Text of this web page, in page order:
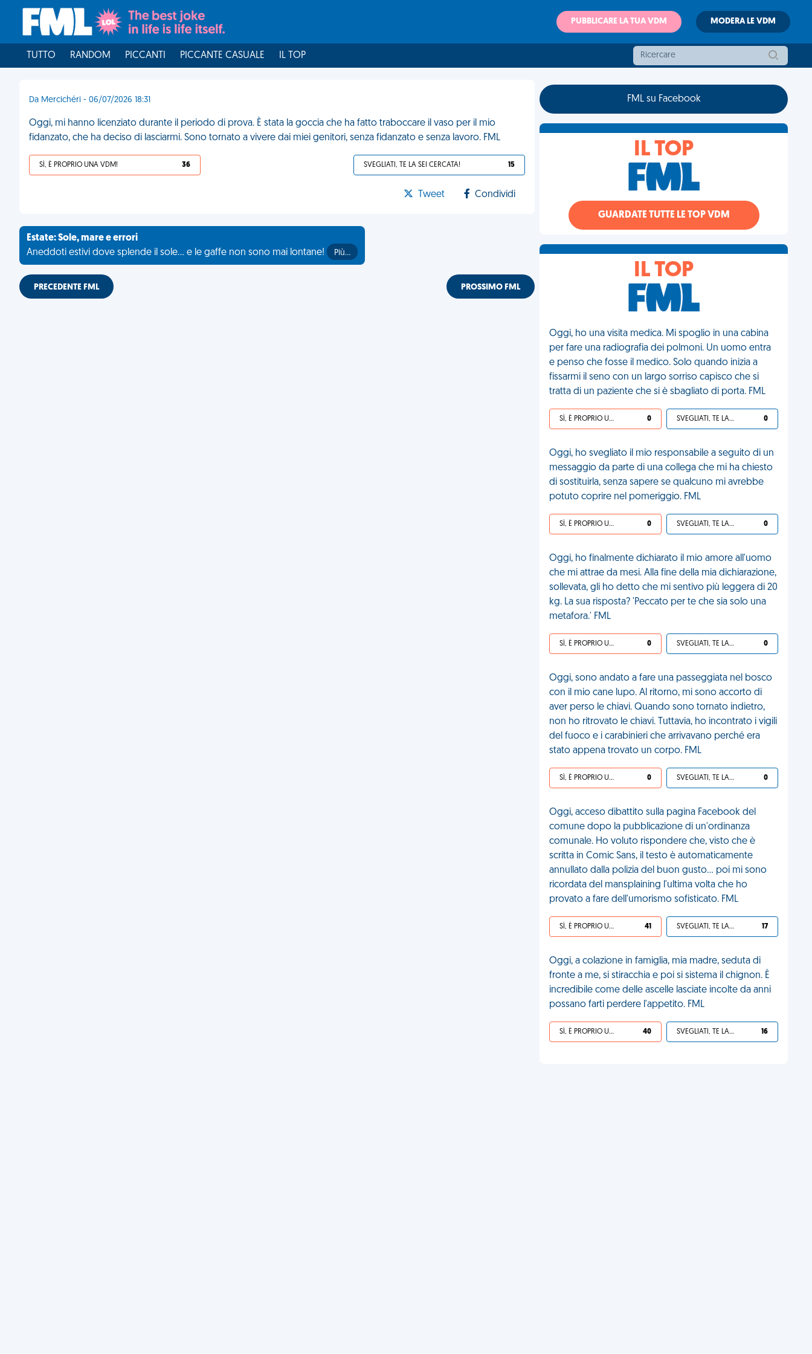
PUBBLICARE LA TUA VDM MODERA LE VDM
TUTTO RANDOM PICCANTI PICCANTE CASUALE IL TOP
Da Mercichéri - 06/07/2026 18:31
Oggi, mi hanno licenziato durante il periodo di prova. È stata la goccia che ha fatto traboccare il vaso per il mio
fidanzato, che ha deciso di lasciarmi. Sono tornato a vivere dai miei genitori, senza fidanzato e senza lavoro. FML
SÌ, È PROPRIO UNA VDM! 36 SVEGLIATI, TE LA SEI CERCATA! 15
Tweet Condividi
Estate: Sole, mare e errori
Aneddoti estivi dove splende il sole... e le gaffe non sono mai lontane!
Più…
PRECEDENTE FML PROSSIMO FML
FML su Facebook
IL TOP
GUARDATE TUTTE LE TOP VDM
IL TOP
Oggi, ho una visita medica. Mi spoglio in una cabina
per fare una radiografia dei polmoni. Un uomo entra
e penso che fosse il medico. Solo quando inizia a
fissarmi il seno con un largo sorriso capisco che si
tratta di un paziente che si è sbagliato di porta. FML
SÌ, È PROPRIO UNA VDM! 0 SVEGLIATI, TE LA SEI CERCATA! 0
Oggi, ho svegliato il mio responsabile a seguito di un
messaggio da parte di una collega che mi ha chiesto
di sostituirla, senza sapere se qualcuno mi avrebbe
potuto coprire nel pomeriggio. FML
SÌ, È PROPRIO UNA VDM! 0 SVEGLIATI, TE LA SEI CERCATA! 0
Oggi, ho finalmente dichiarato il mio amore all'uomo
che mi attrae da mesi. Alla fine della mia dichiarazione,
sollevata, gli ho detto che mi sentivo più leggera di 20
kg. La sua risposta? 'Peccato per te che sia solo una
metafora.' FML
SÌ, È PROPRIO UNA VDM! 0 SVEGLIATI, TE LA SEI CERCATA! 0
Oggi, sono andato a fare una passeggiata nel bosco
con il mio cane lupo. Al ritorno, mi sono accorto di
aver perso le chiavi. Quando sono tornato indietro,
non ho ritrovato le chiavi. Tuttavia, ho incontrato i vigili
del fuoco e i carabinieri che arrivavano perché era
stato appena trovato un corpo. FML
SÌ, È PROPRIO UNA VDM! 0 SVEGLIATI, TE LA SEI CERCATA! 0
Oggi, acceso dibattito sulla pagina Facebook del
comune dopo la pubblicazione di un'ordinanza
comunale. Ho voluto rispondere che, visto che è
scritta in Comic Sans, il testo è automaticamente
annullato dalla polizia del buon gusto... poi mi sono
ricordata del mansplaining l'ultima volta che ho
provato a fare dell'umorismo sofisticato. FML
SÌ, È PROPRIO UNA VDM! 41 SVEGLIATI, TE LA SEI CERCATA! 17
Oggi, a colazione in famiglia, mia madre, seduta di
fronte a me, si stiracchia e poi si sistema il chignon. È
incredibile come delle ascelle lasciate incolte da anni
possano farti perdere l'appetito. FML
SÌ, È PROPRIO UNA VDM! 40 SVEGLIATI, TE LA SEI CERCATA! 16